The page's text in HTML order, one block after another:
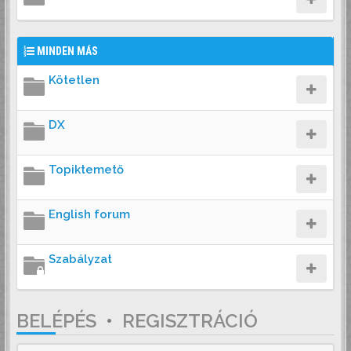
MINDEN MÁS
Kötetlen
DX
Topiktemető
English forum
Szabályzat
BELÉPÉS • REGISZTRÁCIÓ